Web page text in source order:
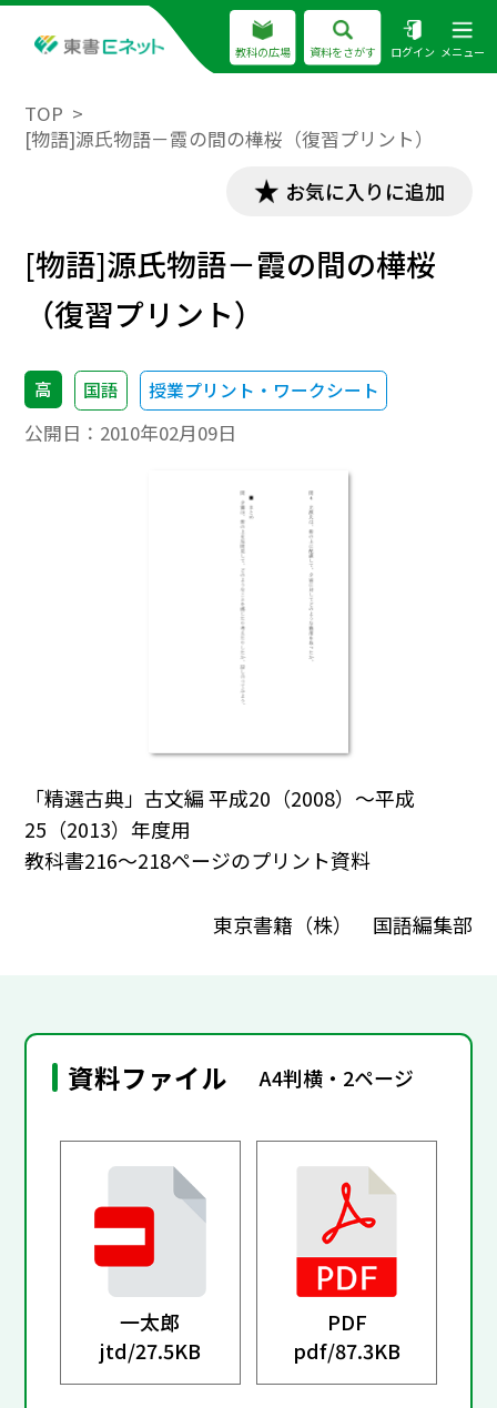
教科の広場 資料をさがす ログイン メニュー
TOP
[物語]源氏物語－霞の間の樺桜（復習プリント）
お気に入りに追加
[物語]源氏物語－霞の間の樺桜
（復習プリント）
高 国語 授業プリント・ワークシート
公開日： 2010年02月09日
「精選古典」古文編 平成20（2008）～平成
25（2013）年度用
教科書216～218ページのプリント資料
東京書籍（株） 国語編集部
資料ファイル A4判横・2ページ
一太郎
jtd/27.5KB
PDF
pdf/87.3KB